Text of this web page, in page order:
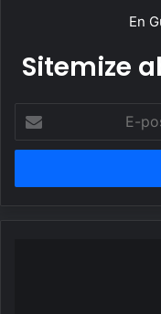
En
Sitemize
posta
adresinizi